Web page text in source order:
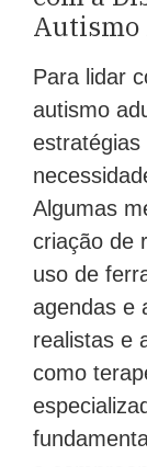
Para lidar
autismo
estratégias
Algumas
criação de
uso de
agendas e
realistas e
como